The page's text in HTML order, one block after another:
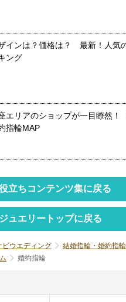
インは？価格は？ 最新！人気
ング
エリアのショップが一目瞭然！
指輪MAP
立ちコンテンツ集に戻る
ジュエリートップに戻る
ビウエディング 結婚指輪・婚約指
婚約指輪